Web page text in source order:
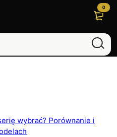
wybrać? Porównanie i
0